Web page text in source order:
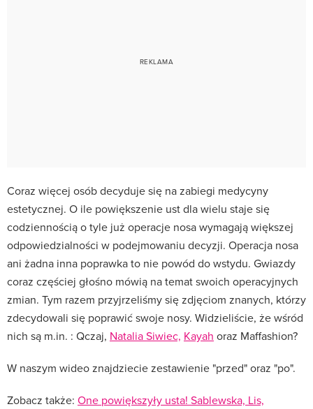
Coraz więcej osób decyduje się na zabiegi medycyny
estetycznej. O ile powiększenie ust dla wielu staje się
codziennością o tyle już operacje nosa wymagają większej
odpowiedzialności w podejmowaniu decyzji. Operacja nosa
ani żadna inna poprawka to nie powód do wstydu. Gwiazdy
coraz częściej głośno mówią na temat swoich operacyjnych
zmian. Tym razem przyjrzeliśmy się zdjęciom znanych, którzy
zdecydowali się poprawić swoje nosy. Widzieliście, że wśród
nich są m.in. : Qczaj, Natalia Siwiec, Kayah oraz Maffashion?
W naszym wideo znajdziecie zestawienie "przed" oraz "po".
Zobacz także: One powiększyły usta! Sablewska, Lis,